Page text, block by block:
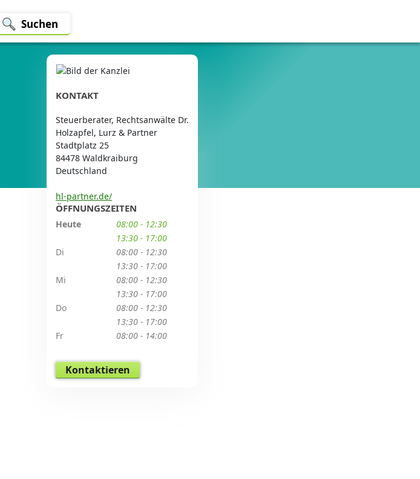
Suchen
KONTAKT
Steuerberater, Rechtsanwälte Dr.
Holzapfel, Lurz & Partner
Stadtplatz 25
84478 Waldkraiburg
Deutschland
hl-partner.de/
ÖFFNUNGSZEITEN
Heute
08:00 - 12:30
13:30 - 17:00
Di
08:00 - 12:30
13:30 - 17:00
Mi
08:00 - 12:30
13:30 - 17:00
Do
08:00 - 12:30
13:30 - 17:00
Fr
08:00 - 14:00
Kontaktieren